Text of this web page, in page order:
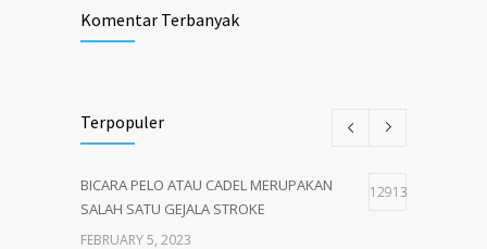
Komentar Terbanyak
Terpopuler
BICARA PELO ATAU CADEL MERUPAKAN
SALAH SATU GEJALA STROKE
12913
FEBRUARY 5, 2023